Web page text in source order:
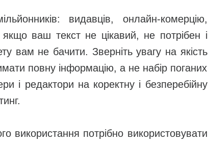
видавців, онлайн-комерцію,
ваш текст не цікавий, не потрібен і
вам не бачити. Зверніть увагу на якість
повну інформацію, а не набір поганих
і редактори на коректну і безперебійну
використання потрібно використовувати